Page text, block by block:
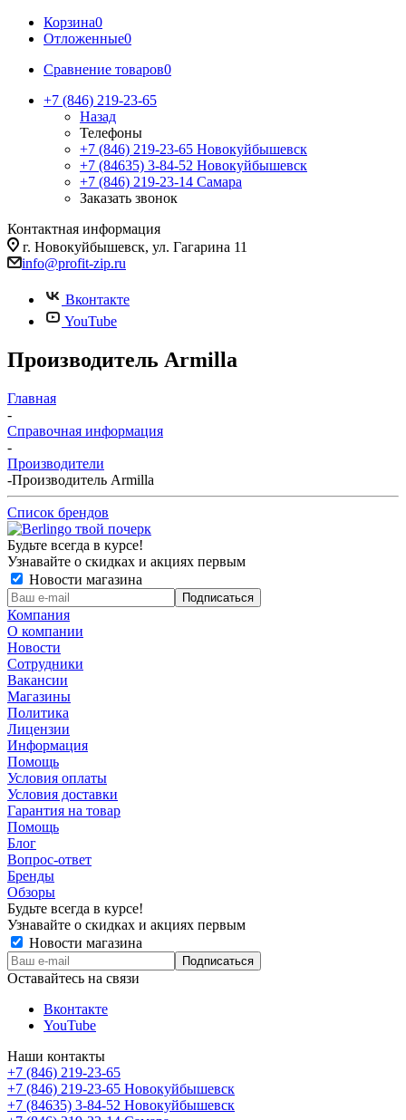
Корзина0
Отложенные0
Сравнение товаров0
+7 (846) 219-23-65
Назад
Телефоны
+7 (846) 219-23-65 Новокуйбышевск
+7 (84635) 3-84-52 Новокуйбышевск
+7 (846) 219-23-14 Самара
Заказать звонок
Контактная информация
г. Новокуйбышевск, ул. Гагарина 11
info@profit-zip.ru
Вконтакте
YouTube
Производитель Armilla
Главная
-
Справочная информация
-
Производители
-Производитель Armilla
Список брендов
Будьте всегда в курсе!
Узнавайте о скидках и акциях первым
Новости магазина
Компания
О компании
Новости
Сотрудники
Вакансии
Магазины
Политика
Лицензии
Информация
Помощь
Условия оплаты
Условия доставки
Гарантия на товар
Помощь
Блог
Вопрос-ответ
Бренды
Обзоры
Будьте всегда в курсе!
Узнавайте о скидках и акциях первым
Новости магазина
Оставайтесь на связи
Вконтакте
YouTube
Наши контакты
+7 (846) 219-23-65
+7 (846) 219-23-65 Новокуйбышевск
+7 (84635) 3-84-52 Новокуйбышевск